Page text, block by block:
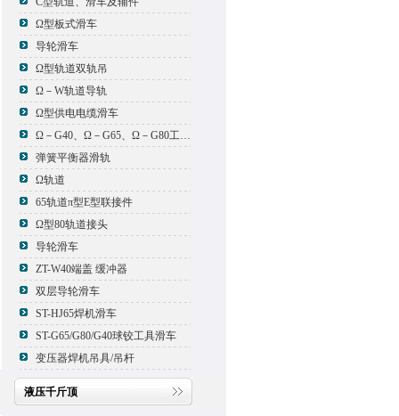
Ω型板式滑车
导轮滑车
Ω型轨道双轨吊
Ω－W轨道导轨
Ω型供电电缆滑车
Ω－G40、Ω－G65、Ω－G80工具滑车
弹簧平衡器滑轨
Ω轨道
65轨道π型E型联接件
Ω型80轨道接头
导轮滑车
ZT-W40端盖 缓冲器
双层导轮滑车
ST-HJ65焊机滑车
ST-G65/G80/G40球铰工具滑车
变压器焊机吊具/吊杆
液压千斤顶